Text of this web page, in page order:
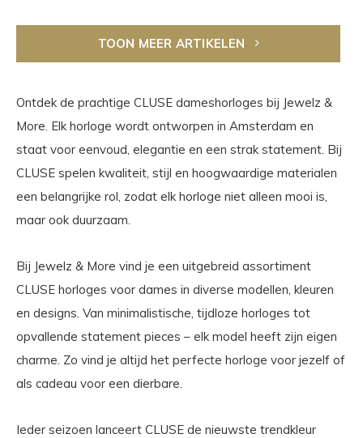
TOON MEER ARTIKELEN
Ontdek de prachtige CLUSE dameshorloges bij Jewelz &
More. Elk horloge wordt ontworpen in Amsterdam en
staat voor eenvoud, elegantie en een strak statement. Bij
CLUSE spelen kwaliteit, stijl en hoogwaardige materialen
een belangrijke rol, zodat elk horloge niet alleen mooi is,
maar ook duurzaam.
Bij Jewelz & More vind je een uitgebreid assortiment
CLUSE horloges voor dames in diverse modellen, kleuren
en designs. Van minimalistische, tijdloze horloges tot
opvallende statement pieces – elk model heeft zijn eigen
charme. Zo vind je altijd het perfecte horloge voor jezelf of
als cadeau voor een dierbare.
Ieder seizoen lanceert CLUSE de nieuwste trendkleur